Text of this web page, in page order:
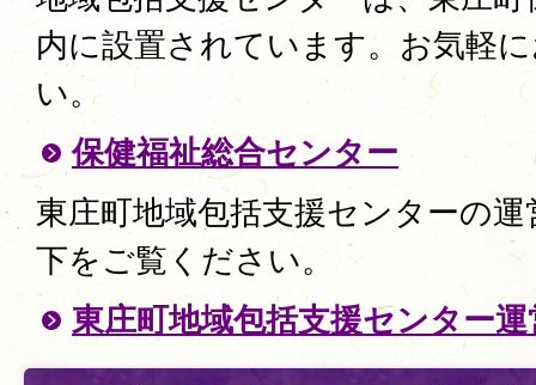
内に設置されています。お気軽
い。
保健福祉総合センター
東庄町地域包括支援センターの
下をご覧ください。
東庄町地域包括支援センター